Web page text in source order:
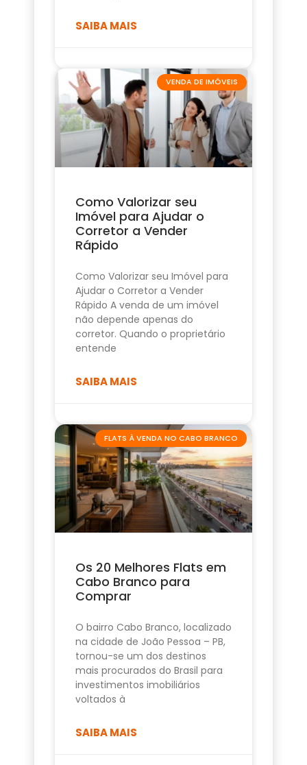
SAIBA MAIS
VENDA DE IMÓVEIS
Como Valorizar seu
Imóvel para Ajudar o
Corretor a Vender
Rápido
Como Valorizar seu Imóvel para
Ajudar o Corretor a Vender
Rápido A venda de um imóvel
não depende apenas do
corretor. Quando o proprietário
entende
SAIBA MAIS
FLATS À VENDA NO CABO BRANCO
Os 20 Melhores Flats em
Cabo Branco para
Comprar
O bairro Cabo Branco, localizado
na cidade de João Pessoa – PB,
tornou-se um dos destinos
mais procurados do Brasil para
investimentos imobiliários
voltados à
SAIBA MAIS